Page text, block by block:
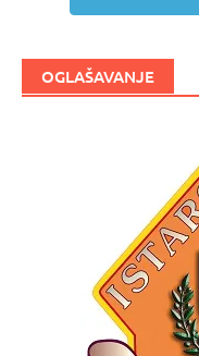
OGLAŠAVANJE